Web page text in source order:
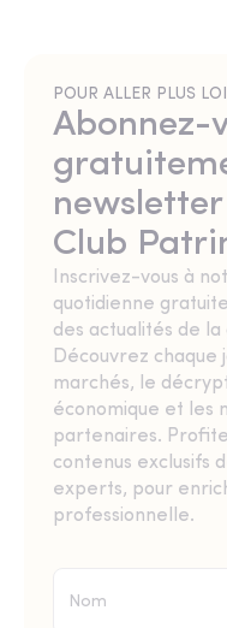
POUR ALLER PLUS
Abonnez-
newsletter
Club
Inscrivez-vous à
quotidienne
des actualités de
Découvrez chaque
marchés, le
économique et les
partenaires.
contenus exclusifs
experts, pour
professionnelle.